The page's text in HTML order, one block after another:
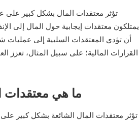
تؤثر معتقدات المال بشكل كبير على
يمتلكون معتقدات إيجابية حول المال إلى
أن تؤدي المعتقدات السلبية إلى عمليات
القرارات المالية؛ على سبيل المثال، تعزز
ما هي معتقدات
تؤثر معتقدات المال الشائعة بشكل كبير